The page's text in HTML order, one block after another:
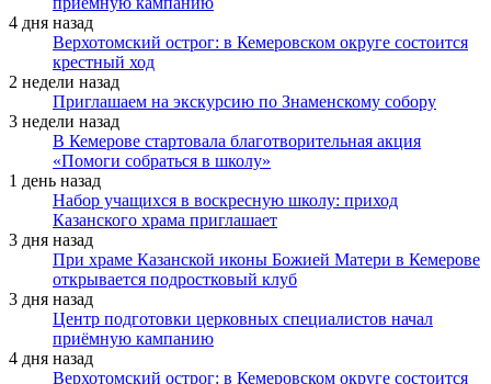
4 дня назад
Верхотомский острог: в Кемеровском округе состоится
крестный ход
2 недели назад
Приглашаем на экскурсию по Знаменскому собору
3 недели назад
В Кемерове стартовала благотворительная акция
«Помоги собраться в школу»
1 день назад
Набор учащихся в воскресную школу: приход
Казанского храма приглашает
3 дня назад
При храме Казанской иконы Божией Матери в Кемерове
открывается подростковый клуб
3 дня назад
Центр подготовки церковных специалистов начал
приёмную кампанию
4 дня назад
Верхотомский острог: в Кемеровском округе состоится